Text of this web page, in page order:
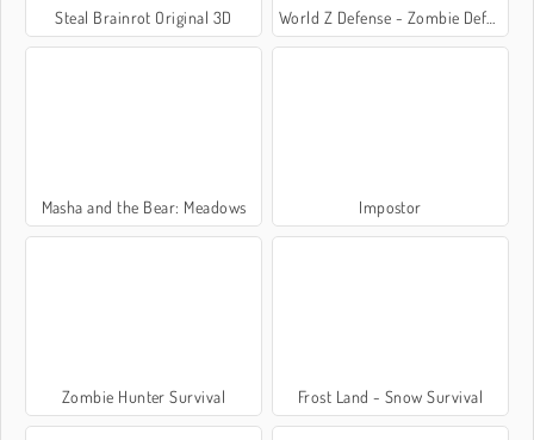
Steal Brainrot Original 3D World Z Defense - Zombie Defense
Masha and the Bear: Meadows Impostor
Zombie Hunter Survival Frost Land - Snow Survival